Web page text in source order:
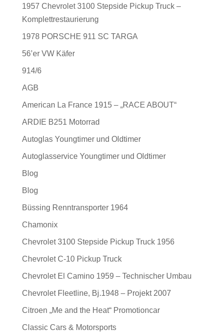
1957 Chevrolet 3100 Stepside Pickup Truck –
Komplettrestaurierung
1978 PORSCHE 911 SC TARGA
56’er VW Käfer
914/6
AGB
American La France 1915 – „RACE ABOUT“
ARDIE B251 Motorrad
Autoglas Youngtimer und Oldtimer
Autoglasservice Youngtimer und Oldtimer
Blog
Blog
Büssing Renntransporter 1964
Chamonix
Chevrolet 3100 Stepside Pickup Truck 1956
Chevrolet C-10 Pickup Truck
Chevrolet El Camino 1959 – Technischer Umbau
Chevrolet Fleetline, Bj.1948 – Projekt 2007
Citroen „Me and the Heat“ Promotioncar
Classic Cars & Motorsports